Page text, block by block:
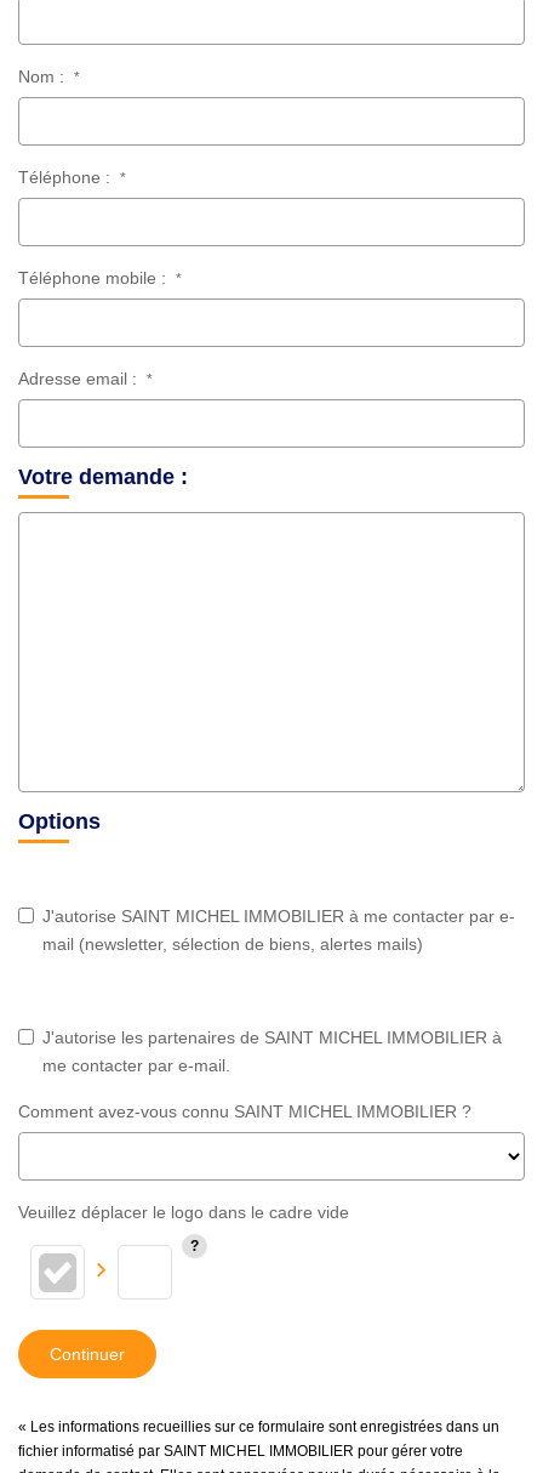
Nom : *
Téléphone : *
Téléphone mobile : *
Adresse email : *
Votre demande :
Options
J'autorise SAINT MICHEL IMMOBILIER à me contacter par e-
mail (newsletter, sélection de biens, alertes mails)
J'autorise les partenaires de SAINT MICHEL IMMOBILIER à
me contacter par e-mail.
Comment avez-vous connu SAINT MICHEL IMMOBILIER ?
Veuillez déplacer le logo dans le cadre vide
Continuer
« Les informations recueillies sur ce formulaire sont enregistrées dans un
fichier informatisé par SAINT MICHEL IMMOBILIER pour gérer votre